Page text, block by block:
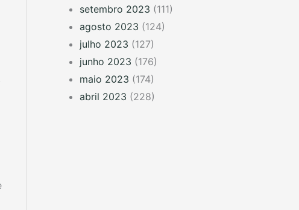
setembro 2023 (111)
agosto 2023 (124)
julho 2023 (127)
junho 2023 (176)
maio 2023 (174)
abril 2023 (228)